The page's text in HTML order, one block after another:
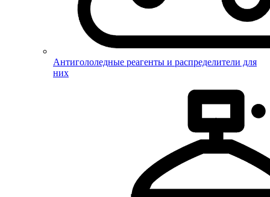
Антигололедные реагенты и распределители для
них